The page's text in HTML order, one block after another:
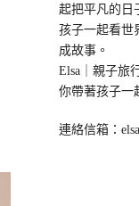
起把平凡的日
孩子一起看世
成故事。
Elsa｜親子旅
你帶著孩子一
連絡信箱：